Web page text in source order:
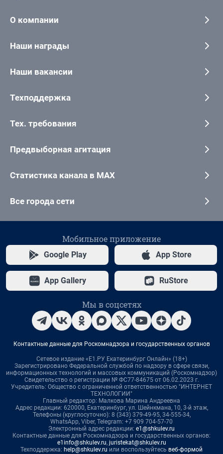
О компании
Наши награды
Наши вакансии
Техподдержка
Тех. требования
Предвыборная агитация
Статистика канала в MAX
Все города сети
Мобильное приложение
Google Play App Store
App Gallery RuStore
Мы в соцсетях
Контактные данные для Роскомнадзора и государственных органов
Сетевое издание «Е1.РУ Екатеринбург Онлайн» (18+)
Зарегистрировано Федеральной службой по надзору в сфере связи,
информационных технологий и массовых коммуникаций (Роскомнадзор)
Свидетельство о регистрации № ФС77-84675 от 06.02.2023 г.
Учредитель: Общество с ограниченной ответственностью "ИНТЕРНЕТ
ТЕХНОЛОГИИ"
Главный редактор: Малкова Марина Андреевна
Адрес редакции: 620000, Екатеринбург, ул. Шейнкмана, 10, 3-й этаж,
Телефоны (круглосуточно): 8 (343) 379-49-95, 34-555-34,
WhatsApp, Viber, Telegram: +7 909 704-57-70
Электронный адрес редакции: e1@shkulev.ru
Контактные данные для Роскомнадзора и государственных органов:
e1info@shkulev.ru, juristekat@shkulev.ru
Техподдержка: help@shkulev.ru или воспользуйтесь веб-формой